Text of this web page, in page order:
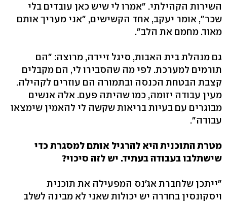
השירות הקהילתי. "אמרו לי שיש כאן עובדים בלי
שכר", אומר יעקב, אחד הקשישים, "אני מעריך אותם
מאוד. מחמם את הלב".
גם מנהלת בית האבות, סיגל זיידה, מרוצה: "הם
תורמים למערכת. לפי מה שהסבירו לי, הם מקבלים
קצבת הבטחת הכנסה ובתמורה הם עוזרים לקהילה.
מעין עבודה יזומה, כמו שהיתה פעם. אלה אנשים
מבוגרים עם בעיות בריאות שקשה לי להאמין שימצאו
עבודה".
מטרת התוכנית היא להרגיל אותם למסגרת כדי
שישתלבו בעבודה בעתיד. יש לזה סיכוי?
"ייתכן שלחברת אג'נס המפעילה את תוכנית
ויסקונסין בחדרה יש יכולות שאני לא מבינה לשלב